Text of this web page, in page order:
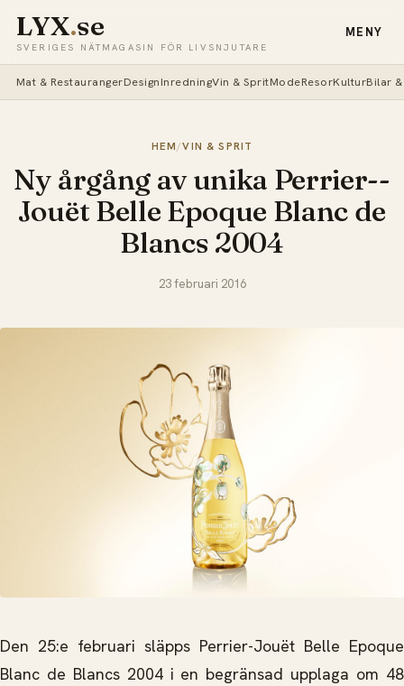
LYX.se
SVERIGES NÄTMAGASIN FÖR LIVSNJUTARE
MENY
Mat & RestaurangerDesignInredningVin & SpritModeResorKulturBilar
HEM/VIN & SPRIT
Ny årgång av unika Perrier-­
Jouët Belle Epoque Blanc de
Blancs 2004
23 februari 2016
Den 25:e februari släpps Perrier-­Jouët Belle Epoque
Blanc de Blancs 2004 i en begränsad upplaga om 48